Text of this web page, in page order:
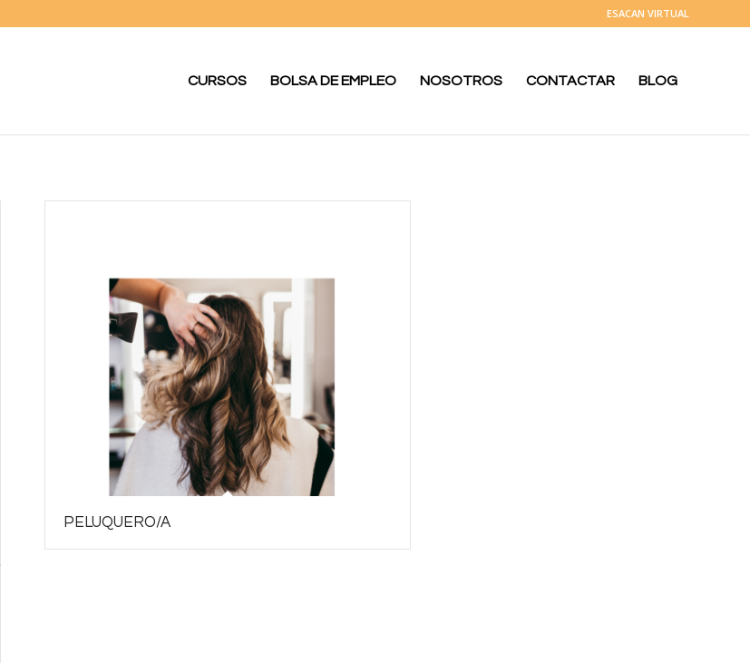
ESACAN VIRTUAL
CURSOS BOLSA DE EMPLEO NOSOTROS CONTACTAR BLOG
PELUQUERO/A